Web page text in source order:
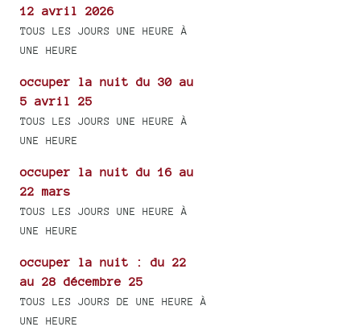
12 avril 2026
TOUS LES JOURS UNE HEURE À
UNE HEURE
occuper la nuit du 30 au
5 avril 25
TOUS LES JOURS UNE HEURE À
UNE HEURE
occuper la nuit du 16 au
22 mars
TOUS LES JOURS UNE HEURE À
UNE HEURE
occuper la nuit : du 22
au 28 décembre 25
TOUS LES JOURS DE UNE HEURE À
UNE HEURE